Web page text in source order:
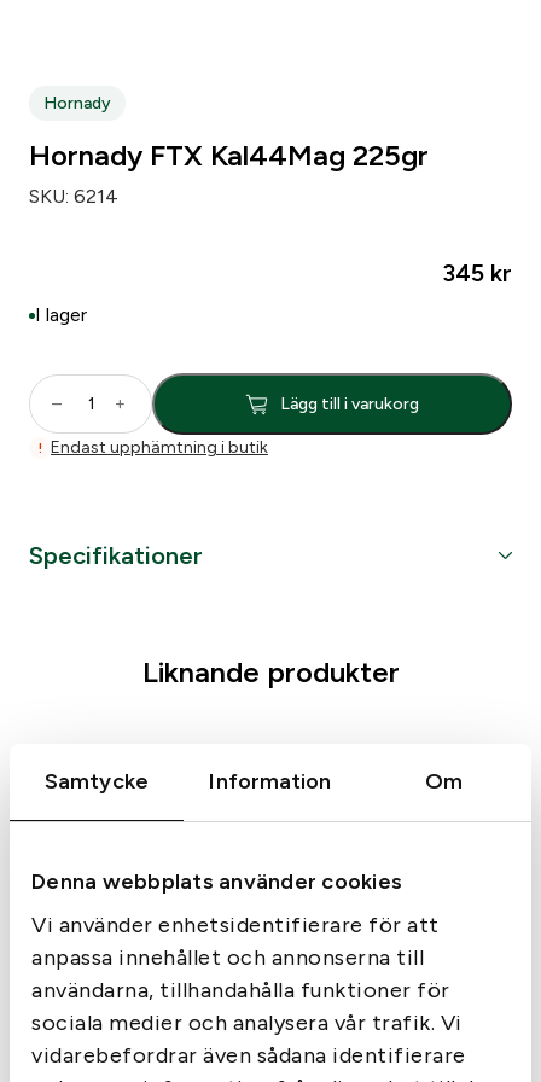
Samtycke Information Om
Denna webbplats använder cookies
Vi använder enhetsidentifierare för att
anpassa innehållet och annonserna till
användarna, tillhandahålla funktioner för
sociala medier och analysera vår trafik. Vi
vidarebefordrar även sådana identifierare
Hornady
Hornady FTX Kal44Mag 225gr
SKU: 6214
345 kr
I lager
H
o
y
M
g
2
5
g
r
m
– + Lägg till i varukorg
! Endast upphämtning i butik
Specifikationer
Liknande produkter
Tags:Barnes
Barnes Vor-TX TTSX BT
Kal270 130gr
Barnes Vor-TX TTSX